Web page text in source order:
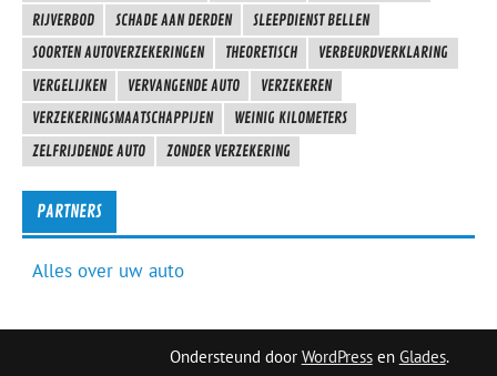
RIJVERBOD
SCHADE AAN DERDEN
SLEEPDIENST BELLEN
SOORTEN AUTOVERZEKERINGEN
THEORETISCH
VERBEURDVERKLARING
VERGELIJKEN
VERVANGENDE AUTO
VERZEKEREN
VERZEKERINGSMAATSCHAPPIJEN
WEINIG KILOMETERS
ZELFRIJDENDE AUTO
ZONDER VERZEKERING
PARTNERS
Alles over uw auto
Ondersteund door WordPressen Glades.